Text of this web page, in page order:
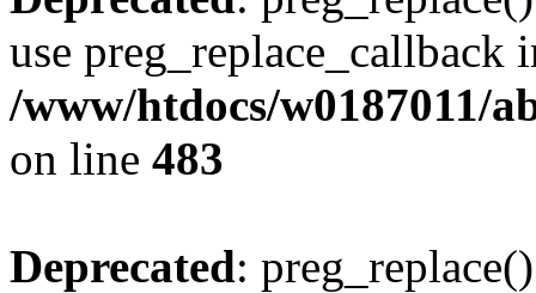
use preg_replace_callback
/www/htdocs/w0187011/
on line 483
Deprecated: